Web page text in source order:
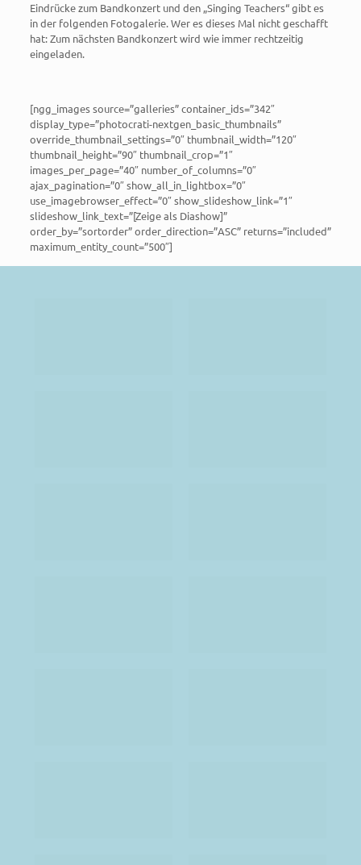
Eindrücke zum Bandkonzert und den „Singing Teachers“ gibt es
in der folgenden Fotogalerie. Wer es dieses Mal nicht geschafft
hat: Zum nächsten Bandkonzert wird wie immer rechtzeitig
eingeladen.
[ngg_images source=”galleries” container_ids=”342″
display_type=”photocrati-nextgen_basic_thumbnails”
override_thumbnail_settings=”0″ thumbnail_width=”120″
thumbnail_height=”90″ thumbnail_crop=”1″
images_per_page=”40″ number_of_columns=”0″
ajax_pagination=”0″ show_all_in_lightbox=”0″
use_imagebrowser_effect=”0″ show_slideshow_link=”1″
slideshow_link_text=”[Zeige als Diashow]”
order_by=”sortorder” order_direction=”ASC” returns=”included”
maximum_entity_count=”500″]